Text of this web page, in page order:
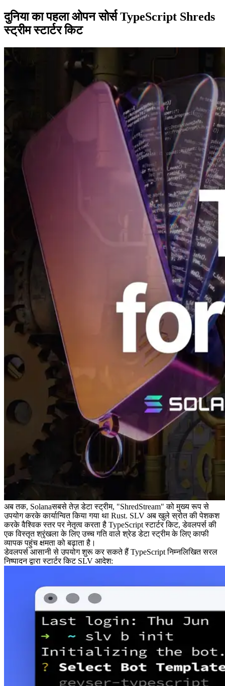
दुनिया का पहला ओपन सोर्स TypeScript Shreds
स्ट्रीम स्टार्टर किट
अब तक, Solanaसबसे तेज़ डेटा स्ट्रीम, "ShredStream" को मुख्य रूप से
उपयोग करके कार्यान्वित किया गया था Rust. SLV अब खुले स्रोत की पेशकश
करके वैश्विक स्तर पर नेतृत्व करता है TypeScript स्टार्टर किट, डेवलपर्स की
एक विस्तृत श्रृंखला के लिए उच्च गति वाले श्रेड डेटा स्ट्रीम के लिए काफी
व्यापक पहुंच क्षमता को बढ़ाता है।
डेवलपर्स आसानी से उपयोग शुरू कर सकते हैं TypeScript निम्नलिखित सरल
निष्पादन द्वारा स्टार्टर किट SLV आदेश: